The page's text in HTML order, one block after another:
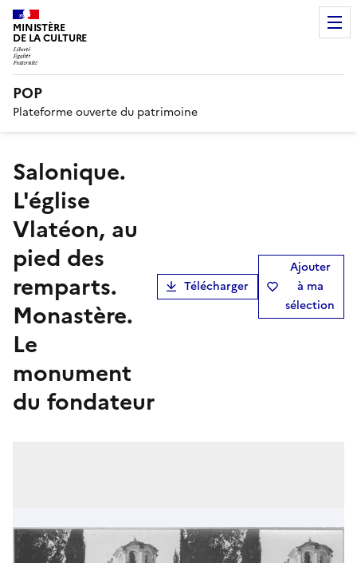
MINISTÈRE
DE LA CULTURE
POP
Plateforme ouverte du patrimoine
Salonique.
L'église
Vlatéon, au
pied des
remparts.
Monastère.
Le
monument
du fondateur
Télécharger
Ajouter
à ma
sélection